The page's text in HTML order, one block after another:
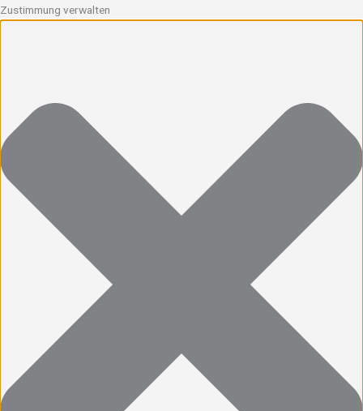
Zustimmung verwalten